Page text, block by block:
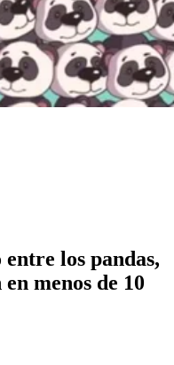
los pandas,
menos de 10